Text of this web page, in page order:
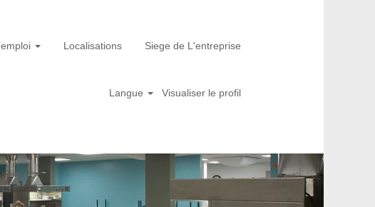
Localisations Siege de L'entreprise
Langue Visualiser le profil